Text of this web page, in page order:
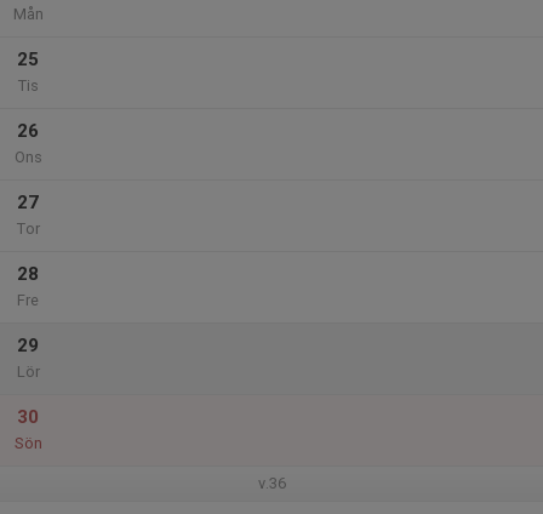
Mån
25
Tis
26
Ons
27
Tor
28
Fre
29
Lör
30
Sön
v.36